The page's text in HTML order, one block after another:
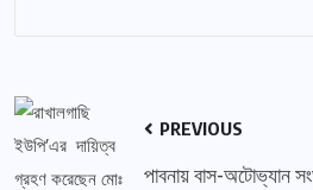
PREVIOUS
পাবনায় বাস-অটোভ্যান